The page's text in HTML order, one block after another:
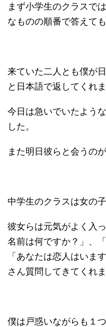
まず小学生のクラスで
なものの順番で答えて
来ていた二人とも僕が
と日本語で返してくれま
今日は急いでいたよう
した。
また明日彼らと会うの
中学生のクラスは女の
彼女らは元気がよく入
名前は何ですか？」、
「あなたは恋人はいま
さん質問してきてくれま
僕は戸惑いながらも１